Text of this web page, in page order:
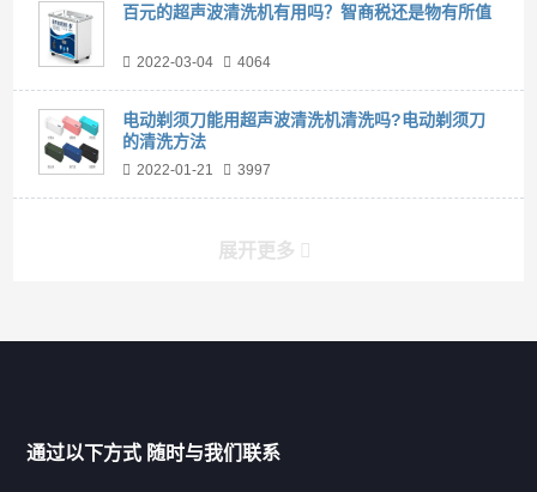
百元的超声波清洗机有用吗？智商税还是物有所值
2022-03-04 4064
电动剃须刀能用超声波清洗机清洗吗?电动剃须刀
的清洗方法
2022-01-21 3997
展开更多
通过以下方式 随时与我们联系